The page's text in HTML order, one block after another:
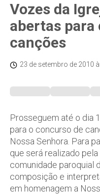
Vozes da
abertas
canções
23 de setembro de 2010
Prosseguem até o dia
para o concurso de
Nossa Senhora. Para
que será realizado
comunidade paroquial
composição e
em homenagem a